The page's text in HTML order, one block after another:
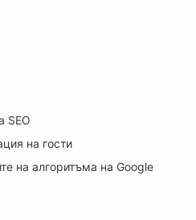
с
пилинг
SEO
на гости
на алгоритъма на Google